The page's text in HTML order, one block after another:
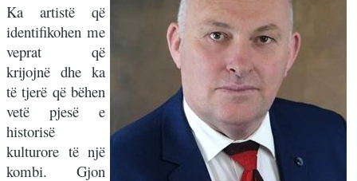
Ka artistë që
identifikohen me
veprat që
krijojnë dhe ka
të tjerë që bëhen
vetë pjesë e
historisë
kulturore të një
kombi. Gjon